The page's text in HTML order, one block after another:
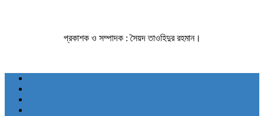
প্রকাশক ও সম্পাদক : সৈয়দ তাওহিদুর রহমান।